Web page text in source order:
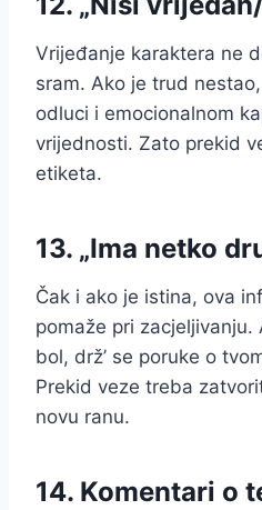
Vrijeđanje karaktera ne
sram. Ako je trud
odluci i emocionalnom
vrijednosti. Zato prekid
etiketa.
13. „Ima netko
Čak i ako je istina, ova
pomaže pri
bol, drž’ se poruke o
Prekid veze treba
novu ranu.
14. Komentari o